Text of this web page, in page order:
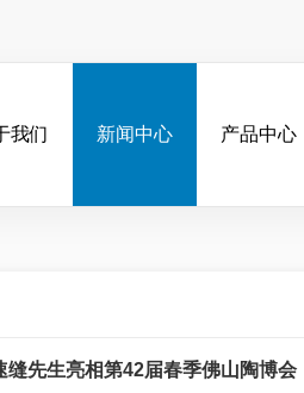
我们 新闻中心 产品中心
缝先生亮相第42届春季佛山陶博